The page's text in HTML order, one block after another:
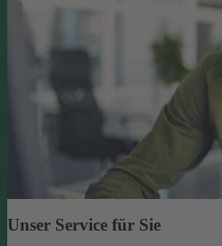
Unser Service für Sie